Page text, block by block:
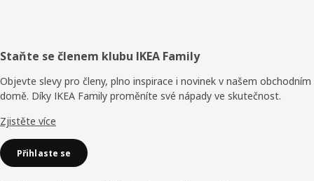
Zápatí
Staňte se členem klubu IKEA Family
Objevte slevy pro členy, plno inspirace i novinek v našem obchodním
domě. Díky IKEA Family proměníte své nápady ve skutečnost.
Zjistěte více
Přihlaste se